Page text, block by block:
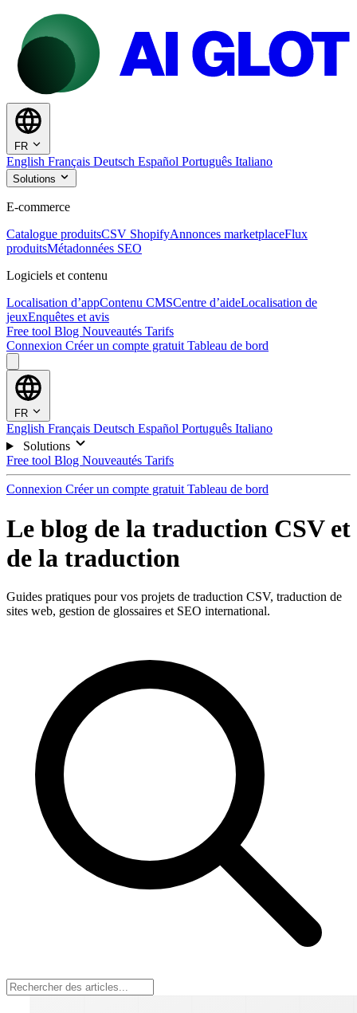
FR
English Français Deutsch Español Português Italiano
Solutions
E-commerce
Catalogue produitsCSV ShopifyAnnonces marketplaceFlux
produitsMétadonnées SEO
Logiciels et contenu
Localisation d’appContenu CMSCentre d’aideLocalisation de
jeuxEnquêtes et avis
Free tool Blog Nouveautés Tarifs
Connexion Créer un compte gratuit Tableau de bord
FR
English Français Deutsch Español Português Italiano
Solutions
Free tool Blog Nouveautés Tarifs
Connexion Créer un compte gratuit Tableau de bord
Le blog de la traduction CSV et
de la traduction
Guides pratiques pour vos projets de traduction CSV, traduction de
sites web, gestion de glossaires et SEO international.